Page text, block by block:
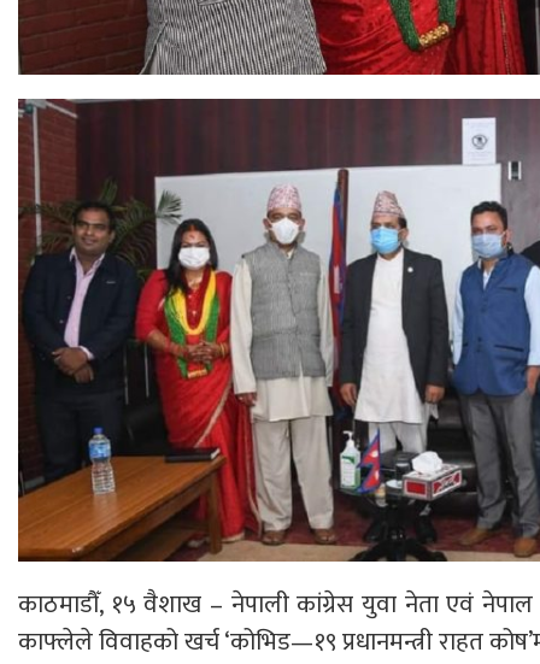
काठमाडौँ, १५ वैशाख – नेपाली कांग्रेस युवा नेता एवं नेपाल
काफ्लेले विवाहको खर्च ‘कोभिड—१९ प्रधानमन्त्री राहत